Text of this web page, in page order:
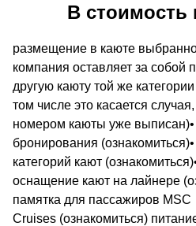
В стоимость
размещение в каюте
компания оставляет за собой
другую каюту той же
том числе это касается
номером каюты уже выписан)•
бронирования
категорий кают
оснащение кают на лайнере
памятка для пассажиров MSC
Cruises (ознакомиться)